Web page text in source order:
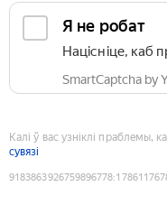
Я не робат
Націсніце, каб
SmartCaptcha by
Калі ў вас узніклі праблемы,
сувязі
9183863926759896778: